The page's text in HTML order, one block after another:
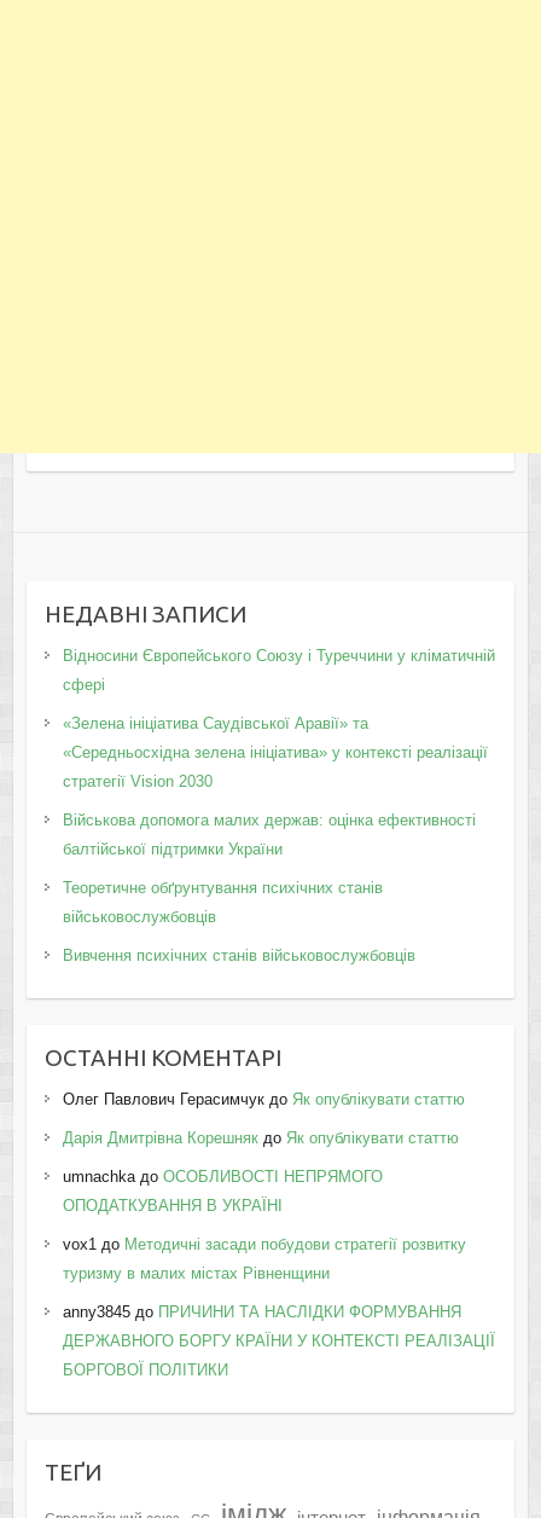
НЕДАВНІ ЗАПИСИ
Відносини Європейського Союзу і Туреччини у кліматичній
сфері
«Зелена ініціатива Саудівської Аравії» та
«Середньосхідна зелена ініціатива» у контексті реалізації
стратегії Vision 2030
Військова допомога малих держав: оцінка ефективності
балтійської підтримки України
Теоретичне обґрунтування психічних станів
військовослужбовців
Вивчення психічних станів військовослужбовців
ОСТАННІ КОМЕНТАРІ
Олег Павлович Герасимчукдо Як опублікувати статтю
Дарія Дмитрівна Корешнякдо Як опублікувати статтю
umnachkaдо ОСОБЛИВОСТІ НЕПРЯМОГО
ОПОДАТКУВАННЯ В УКРАЇНІ
vox1до Методичні засади побудови стратегії розвитку
туризму в малих містах Рівненщини
anny3845до ПРИЧИНИ ТА НАСЛІДКИ ФОРМУВАННЯ
ДЕРЖАВНОГО БОРГУ КРАЇНИ У КОНТЕКСТІ РЕАЛІЗАЦІЇ
БОРГОВОЇ ПОЛІТИКИ
ТЕҐИ